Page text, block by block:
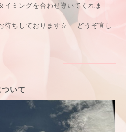
ミングを合わせ導いてくれま
待ちしております☆ どうぞ宜し
いて